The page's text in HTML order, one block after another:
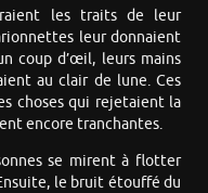
les traits de leur
leur donnaient
coup d’œil, leurs mains
au clair de lune. Ces
choses qui rejetaient la
encore tranchantes.
se mirent à flotter
le bruit étouffé du